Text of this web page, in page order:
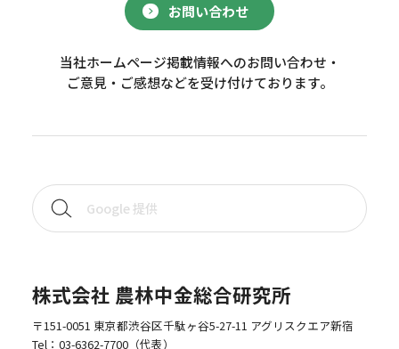
お問い合わせ
当社ホームページ掲載情報へのお問い合わせ・
ご意見・ご感想などを受け付けております。
株式会社 農林中金総合研究所
〒151-0051 東京都渋谷区千駄ヶ谷5-27-11 アグリスクエア新宿
Tel： 03-6362-7700（代表）